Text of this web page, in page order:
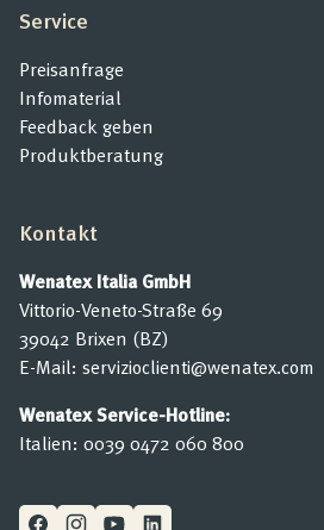
Service
Preisanfrage
Infomaterial
Feedback geben
Produktberatung
Kontakt
Wenatex Italia GmbH
Vittorio-Veneto-Straße 69
39042 Brixen (BZ)
E-Mail: servizioclienti@wenatex.com
Wenatex Service-Hotline:
Italien: 0039 0472 060 800